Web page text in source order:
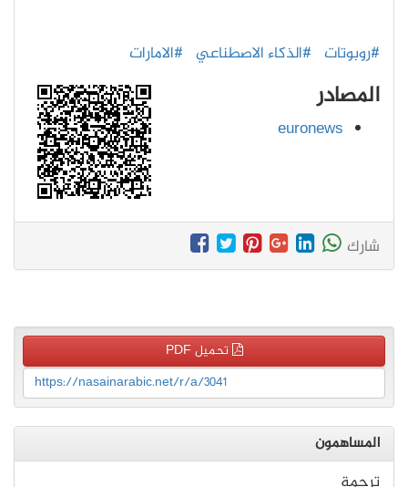
#روبوتات #الذكاء الاصطناعي #الامارات
المصادر
euronews
شارك
تحميل PDF
https://nasainarabic.net/r/a/3041
المساهمون